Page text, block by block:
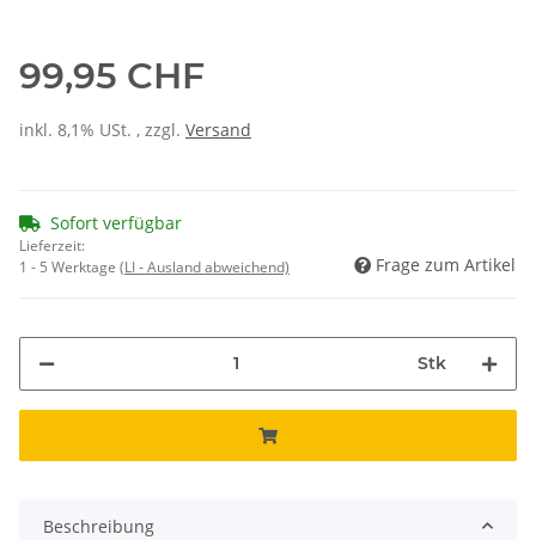
99,95 CHF
inkl. 8,1% USt. , zzgl. Versand
Sofort verfügbar
Lieferzeit:
1 - 5 Werktage (LI - Ausland abweichend) Frage zum Artikel
Stk
Beschreibung